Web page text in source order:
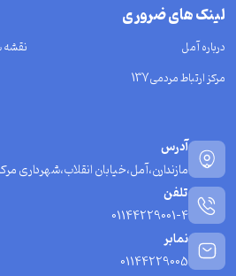
لینک های ضروری
درباره آمل
مرکز ارتباط مردمی137
آدرس
مازندارن،آمل،خیابان انقلاب،شهرداری
تلفن
01144229001-4
نمابر
01144229005